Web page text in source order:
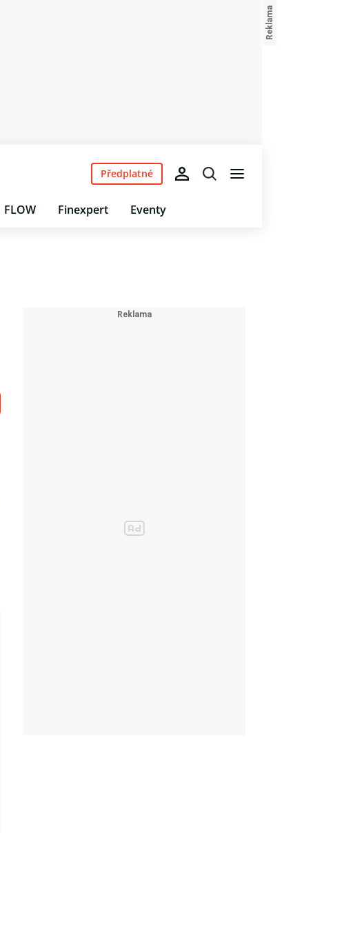
FLOW Finexpert Eventy
Předplatné